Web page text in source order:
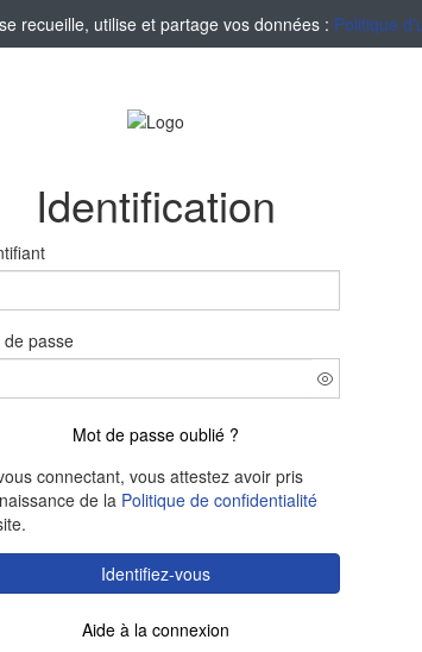
recueille, utilise et partage vos données : Politique
Identification
de passe
Mot de passe oublié ?
connectant, vous attestez avoir pris
de la Politique de confidentialité
Identifiez-vous
Aide à la connexion